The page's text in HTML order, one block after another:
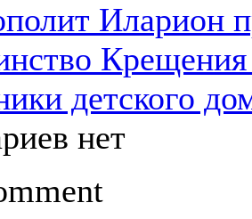
Иларион
Крещения
детского
нет